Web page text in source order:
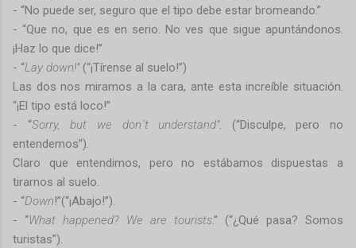
- “No puede ser, seguro que el tipo debe estar bromeando.”
- “Que no, que es en serio. No ves que sigue apuntándonos.
¡Haz lo que dice!”
- “Lay down!”(“¡Tírense al suelo!”)
Las dos nos miramos a la cara, ante esta increíble situación.
“¡El tipo está loco!”
- “Sorry, but we don´t understand”. (“Disculpe, pero no
entendemos”).
Claro que entendimos, pero no estábamos dispuestas a
tirarnos al suelo.
- “Down!”(“¡Abajo!”).
- “What happened? We are tourists.” (“¿Qué pasa? Somos
turistas”).